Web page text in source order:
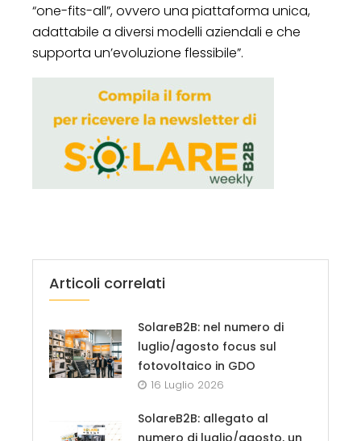
“one-fits-all”, ovvero una piattaforma unica,
adattabile a diversi modelli aziendali e che
supporta un’evoluzione flessibile”.
Articoli correlati
SolareB2B: nel numero di
luglio/agosto focus sul
fotovoltaico in GDO
16 Luglio 2026
SolareB2B: allegato al
numero di luglio/agosto, un